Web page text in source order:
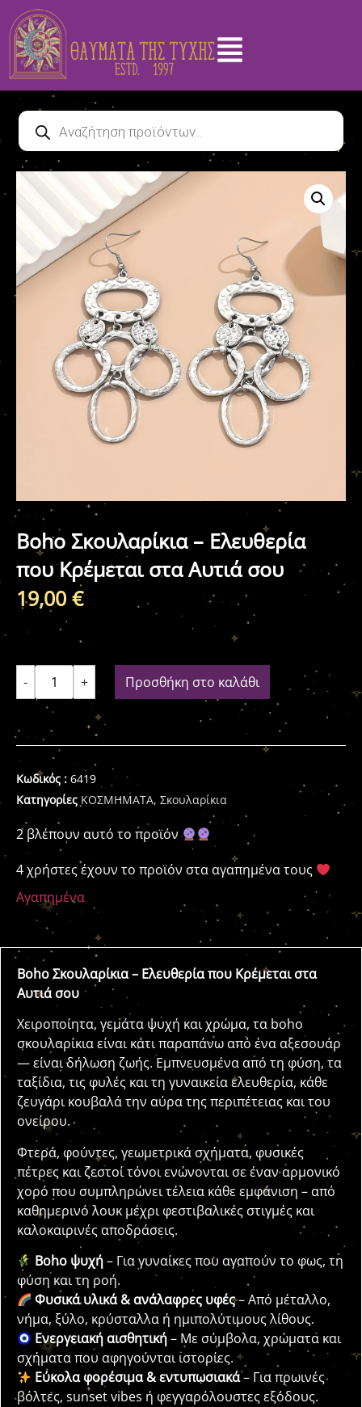
Boho Σκουλαρίκια – Ελευθερία
που Κρέμεται στα Αυτιά σου
19,00 €
- + Προσθήκη στο καλάθι
Κωδικός : 6419
Κατηγορίες ΚΟΣΜΗΜΑΤΑ, Σκουλαρίκια
2 βλέπουν αυτό το προϊόν
4 χρήστες έχουν το προϊόν στα αγαπημένα τους
Αγαπημένα
Boho Σκουλαρίκια – Ελευθερία που Κρέμεται στα
Αυτιά σου
Χειροποίητα, γεμάτα ψυχή και χρώμα, τα boho
σκουλαρίκια είναι κάτι παραπάνω από ένα αξεσουάρ
— είναι δήλωση ζωής. Εμπνευσμένα από τη φύση, τα
ταξίδια, τις φυλές και τη γυναικεία ελευθερία, κάθε
ζευγάρι κουβαλά την αύρα της περιπέτειας και του
ονείρου.
Φτερά, φούντες, γεωμετρικά σχήματα, φυσικές
πέτρες και ζεστοί τόνοι ενώνονται σε έναν αρμονικό
χορό που συμπληρώνει τέλεια κάθε εμφάνιση – από
καθημερινό λουκ μέχρι φεστιβαλικές στιγμές και
καλοκαιρινές αποδράσεις.
Boho ψυχή– Για γυναίκες που αγαπούν το φως, τη
φύση και τη ροή.
Φυσικά υλικά & ανάλαφρες υφές– Από μέταλλο,
νήμα, ξύλο, κρύσταλλα ή ημιπολύτιμους λίθους.
Ενεργειακή αισθητική– Με σύμβολα, χρώματα και
σχήματα που αφηγούνται ιστορίες.
Εύκολα φορέσιμα & εντυπωσιακά– Για πρωινές
βόλτες, sunset vibes ή φεγγαρόλουστες εξόδους.